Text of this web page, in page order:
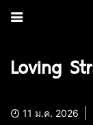
Loving
11 ม.ค. 2026